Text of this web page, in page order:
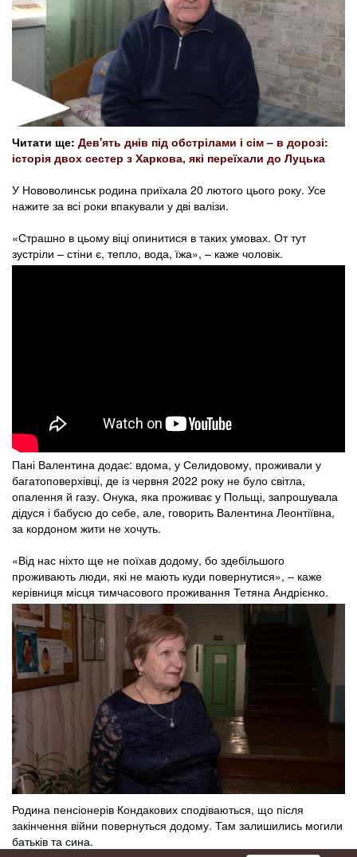
Читати ще: Дев'ять днів під обстрілами і сім – в дорозі:
історія двох сестер з Харкова, які переїхали до Луцька
У Нововолинськ родина приїхала 20 лютого цього року. Усе
нажите за всі роки впакували у дві валізи.
«Страшно в цьому віці опинитися в таких умовах. От тут
зустріли – стіни є, тепло, вода, їжа», – каже чоловік.
Пані Валентина додає: вдома, у Селидовому, проживали у
багатоповерхівці, де із червня 2022 року не було світла,
опалення й газу. Онука, яка проживає у Польщі, запрошувала
дідуся і бабусю до себе, але, говорить Валентина Леонтіївна,
за кордоном жити не хочуть.
«Від нас ніхто ще не поїхав додому, бо здебільшого
проживають люди, які не мають куди повернутися», – каже
керівниця місця тимчасового проживання Тетяна Андрієнко.
Родина пенсіонерів Кондакових сподіваються, що після
закінчення війни повернуться додому. Там залишились могили
батьків та сина.